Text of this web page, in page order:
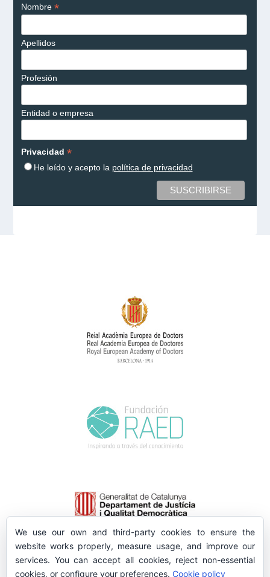
Nombre *
Apellidos
Profesión
Entidad o empresa
Privacidad *
He leído y acepto la política de privacidad
We use our own and third-party cookies to ensure the
website works properly, measure usage, and improve our
services. You can accept all cookies, reject non-essential
cookies, or configure your preferences. Cookie policy